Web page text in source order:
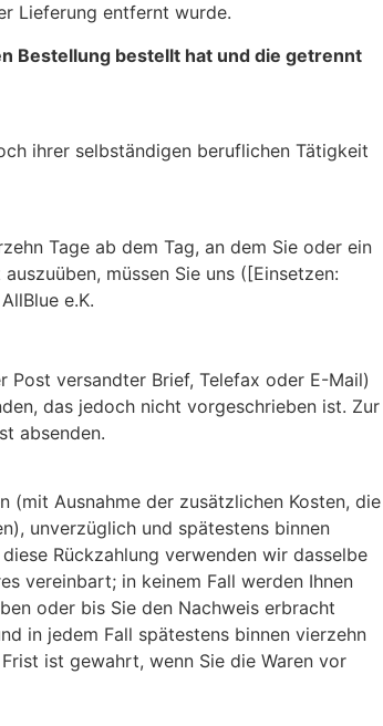
Lieferung entfernt wurde.
Bestellung bestellt hat und die getrennt
ihrer selbständigen beruflichen Tätigkeit
Tage ab dem Tag, an dem Sie oder ein
müssen Sie uns ([Einsetzen:
e.K.
Post versandter Brief, Telefax oder E-Mail)
das jedoch nicht vorgeschrieben ist. Zur
absenden.
(mit Ausnahme der zusätzlichen Kosten, die
unverzüglich und spätestens binnen
Rückzahlung verwenden wir dasselbe
vereinbart; in keinem Fall werden Ihnen
oder bis Sie den Nachweis erbracht
in jedem Fall spätestens binnen vierzehn
ist gewahrt, wenn Sie die Waren vor